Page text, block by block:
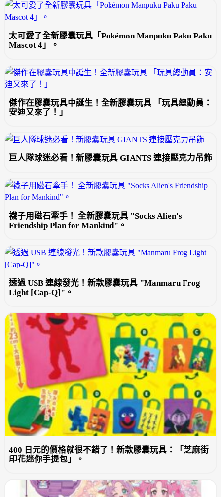
太可愛了全新膠囊玩具「Pokémon Manpuku Paku Paku
Mascot 4」。
傑作在膠囊玩具中誕生！全新膠囊玩具 「玩具總動員：
安迪又來了！」
巨人隊球迷必看！新膠囊玩具 GIANTS 連接壓克力吊飾
襪子用磁石牽手！ 全新膠囊玩具 "Socks Alien's
Friendship Plan for Mankind"。
透過 USB 連線發光！新款膠囊玩具 "Manmaru Frog
Light [Cap-Q]"。
400 日元的價格就很不錯了！新款膠囊玩具：「芝麻街
印花迷你手提包」。